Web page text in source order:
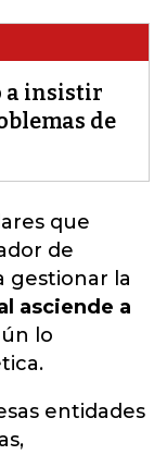
a insistir
de
que
de
gestionar la
asciende a
lo
entidades